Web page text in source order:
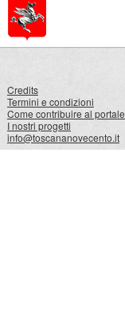
Credits
Termini e condizioni
Come contribuire al portale
I nostri progetti
info@toscananovecento.it